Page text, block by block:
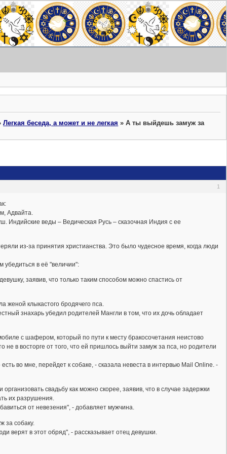
Легкая беседа, а может и не легкая »А ты выйдешь замуж за
1
Адвайта.
Индийские веды – Ведическая Русь – сказочная Индия с ее
из-за принятия христианства. Это было чудесное время, когда люди
убедиться в её "величии":
заявив, что только таким способом можно спастись от
женой клыкастого бродячего пса.
знахарь убедил родителей Мангли в том, что их дочь обладает
с шафером, который по пути к месту бракосочетания неистово
не в восторге от того, что ей пришлось выйти замуж за пса, но родители
во мне, перейдет к собаке, - сказала невеста в интервью Mail Online. -
свадьбу как можно скорее, заявив, что в случае задержки
их разрушения.
от невезения", - добавляет мужчина.
за собаку.
верят в этот обряд", - рассказывает отец девушки.